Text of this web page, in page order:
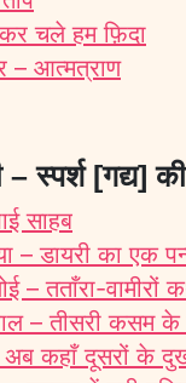
चले हम फ़िदा
– आत्मत्राण
– स्पर्श [गद्य]
साहब
– डायरी का एक
– तताँरा-वामीरों
– तीसरी कसम
अब कहाँ दूसरों के